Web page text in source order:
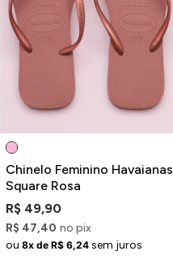
Chinelo Feminino Havaianas
Square Rosa
R$ 49,90
R$ 47,40 no pix
ou 8x de R$ 6,24 sem juros